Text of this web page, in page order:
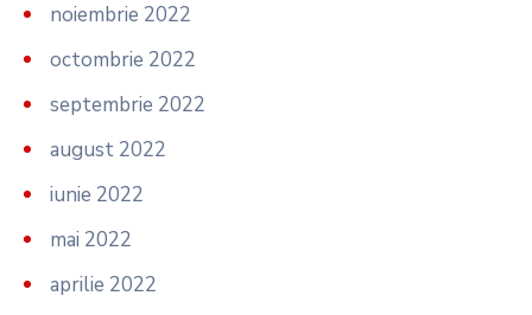
noiembrie 2022
octombrie 2022
septembrie 2022
august 2022
iunie 2022
mai 2022
aprilie 2022